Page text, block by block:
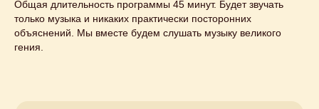
Общая длительность программы 45 минут. Будет звучать
только музыка и никаких практически посторонних
объяснений. Мы вместе будем слушать музыку великого
гения.